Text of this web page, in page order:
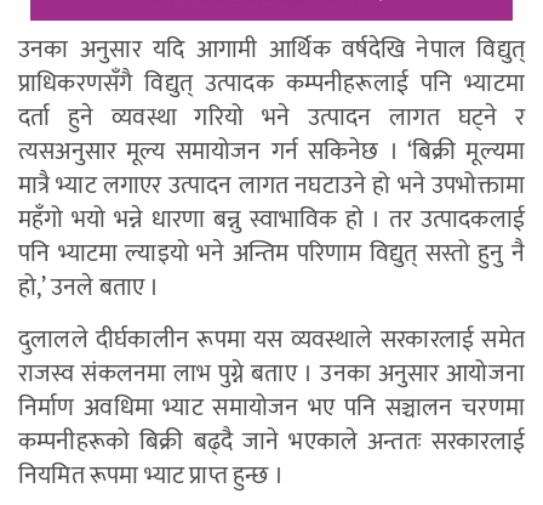
उनका अनुसार यदि आगामी आर्थिक वर्षदेखि नेपाल विद्युत्
प्राधिकरणसँगै विद्युत् उत्पादक कम्पनीहरूलाई पनि भ्याटमा
दर्ता हुने व्यवस्था गरियो भने उत्पादन लागत घट्ने र
त्यसअनुसार मूल्य समायोजन गर्न सकिनेछ । ‘बिक्री मूल्यमा
मात्रै भ्याट लगाएर उत्पादन लागत नघटाउने हो भने उपभोक्तामा
महँगो भयो भन्ने धारणा बन्नु स्वाभाविक हो । तर उत्पादकलाई
पनि भ्याटमा ल्याइयो भने अन्तिम परिणाम विद्युत् सस्तो हुनु नै
हो,’ उनले बताए ।
दुलालले दीर्घकालीन रूपमा यस व्यवस्थाले सरकारलाई समेत
राजस्व संकलनमा लाभ पुग्ने बताए । उनका अनुसार आयोजना
निर्माण अवधिमा भ्याट समायोजन भए पनि सञ्चालन चरणमा
कम्पनीहरूको बिक्री बढ्दै जाने भएकाले अन्ततः सरकारलाई
नियमित रूपमा भ्याट प्राप्त हुन्छ ।